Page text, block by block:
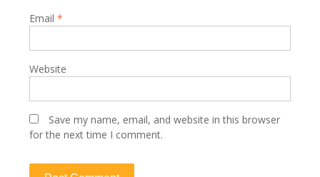
Email *
Website
Save my name, email, and website in this browser
for the next time I comment.